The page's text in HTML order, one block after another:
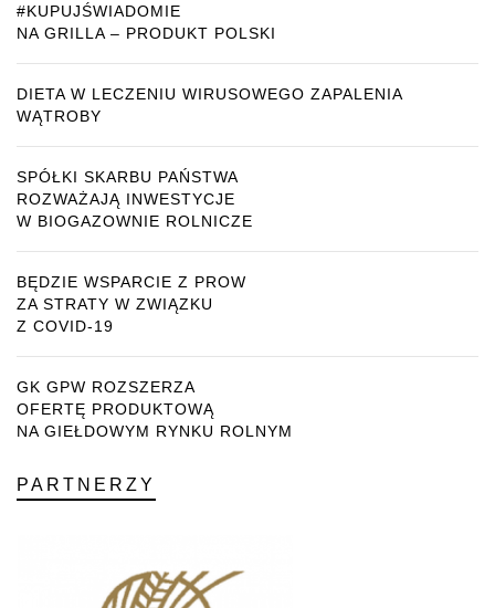
#KUPUJŚWIADOMIE
NA GRILLA – PRODUKT POLSKI
DIETA W LECZENIU WIRUSOWEGO ZAPALENIA
WĄTROBY
SPÓŁKI SKARBU PAŃSTWA
ROZWAŻAJĄ INWESTYCJE
W BIOGAZOWNIE ROLNICZE
BĘDZIE WSPARCIE Z PROW
ZA STRATY W ZWIĄZKU
Z COVID-19
GK GPW ROZSZERZA
OFERTĘ PRODUKTOWĄ
NA GIEŁDOWYM RYNKU ROLNYM
PARTNERZY